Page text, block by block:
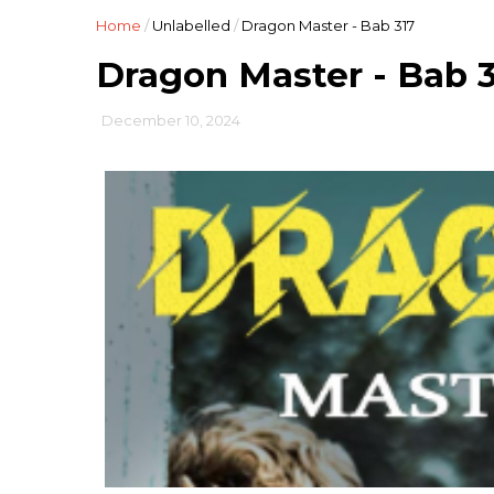
Home /Unlabelled / Dragon Master - Bab 317
Dragon Master - Bab
December 10, 2024